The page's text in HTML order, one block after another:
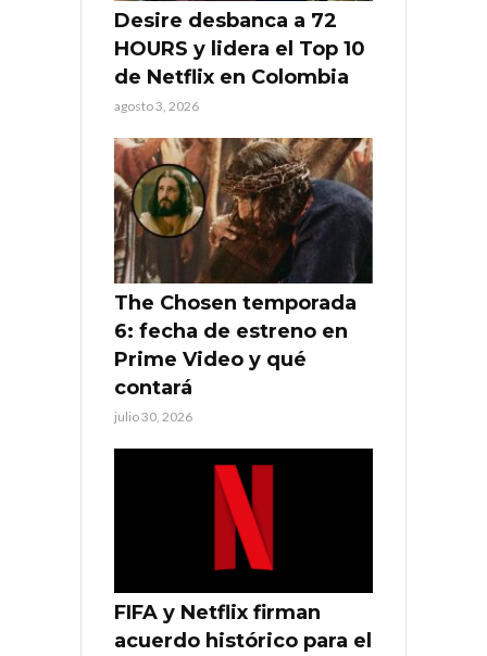
Desire desbanca a 72
HOURS y lidera el Top 10
de Netflix en Colombia
agosto 3, 2026
The Chosen temporada
6: fecha de estreno en
Prime Video y qué
contará
julio 30, 2026
FIFA y Netflix firman
acuerdo histórico para el